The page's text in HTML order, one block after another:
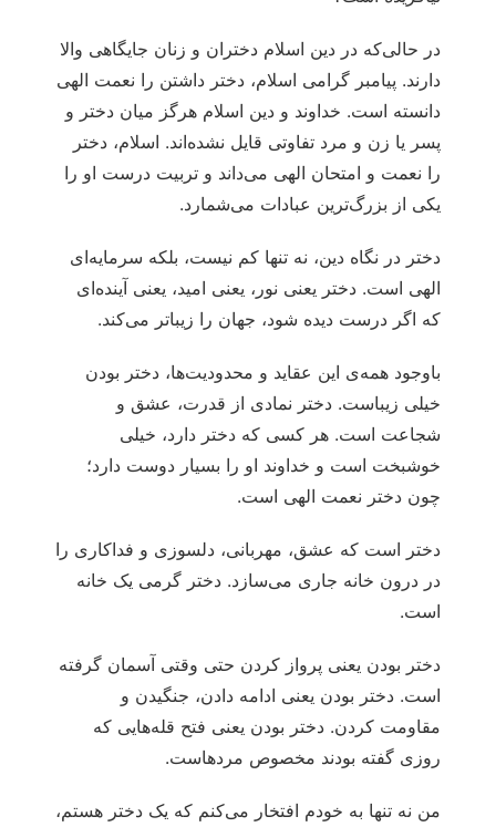
در حالی‌که در دین اسلام دختران و زنان جایگاهی والا
دارند. پیامبر گرامی اسلام، دختر داشتن را نعمت الهی
دانسته است. خداوند و دین اسلام هرگز میان دختر و
پسر یا زن و مرد تفاوتی قایل نشده‌اند. اسلام، دختر
را نعمت و امتحان الهی می‌داند و تربیت درست او را
یکی از بزرگ‌ترین عبادات می‌شمارد.
دختر در نگاه دین، نه تنها کم نیست، بلکه سرمایه‌ای
الهی است. دختر یعنی نور، یعنی امید، یعنی آینده‌ای
که اگر درست دیده شود، جهان را زیباتر می‌کند.
باوجود همه‌ی این عقاید و محدودیت‌ها، دختر بودن
خیلی زیباست. دختر نمادی از قدرت، عشق و
شجاعت است. هر کسی که دختر دارد، خیلی
خوشبخت است و خداوند او را بسیار دوست دارد؛
چون دختر نعمت الهی است.
دختر است که عشق، مهربانی، دلسوزی و فداکاری را
در درون خانه جاری می‌سازد. دختر گرمی یک خانه
است.
دختر بودن یعنی پرواز کردن حتی وقتی آسمان گرفته
است. دختر بودن یعنی ادامه دادن، جنگیدن و
مقاومت کردن. دختر بودن یعنی فتح قله‌هایی که
روزی گفته بودند مخصوص مردهاست.
من نه تنها به خودم افتخار می‌کنم که یک دختر هستم،